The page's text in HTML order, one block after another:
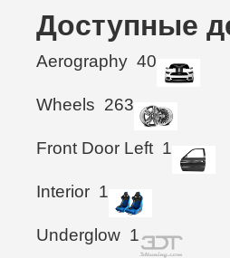
Доступные
Aerography 40
Wheels 263
Front Door Left 1
Interior 1
Underglow 1